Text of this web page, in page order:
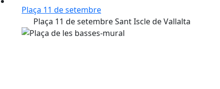
Plaça 11 de setembre
Plaça 11 de setembre Sant Iscle de Vallalta